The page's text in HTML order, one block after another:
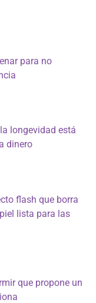
para no
longevidad está
dinero
flash que borra
lista para las
que propone un